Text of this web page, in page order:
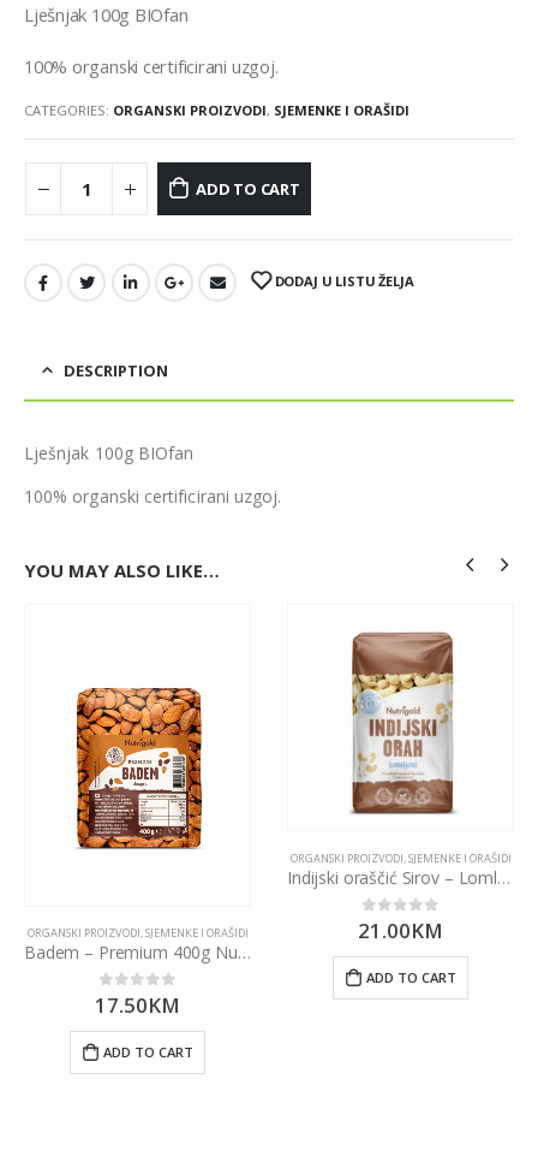
Lješnjak 100g BIOfan
100% organski certificirani uzgoj.
CATEGORIES: ORGANSKI PROIZVODI, SJEMENKE I ORAŠIDI
ADD TO CART
DODAJ U LISTU ŽELJA
DESCRIPTION
Lješnjak 100g BIOfan
100% organski certificirani uzgoj.
YOU MAY ALSO LIKE…
ORGANSKI PROIZVODI,SJEMENKE I ORAŠIDI
Badem – Premium 400g Nutrigold
0 out of 5
17.50KM
ADD TO CART
ORGANSKI PROIZVODI,SJEMENKE I ORAŠIDI
Indijski oraščić Sirov – Lomljeni 750g Nutrigold
0out of 5
21.00KM
ADD TO CART